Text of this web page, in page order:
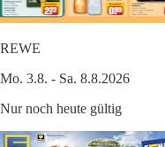
REWE
Mo. 3.8. - Sa. 8.8.2026
Nur noch heute gültig